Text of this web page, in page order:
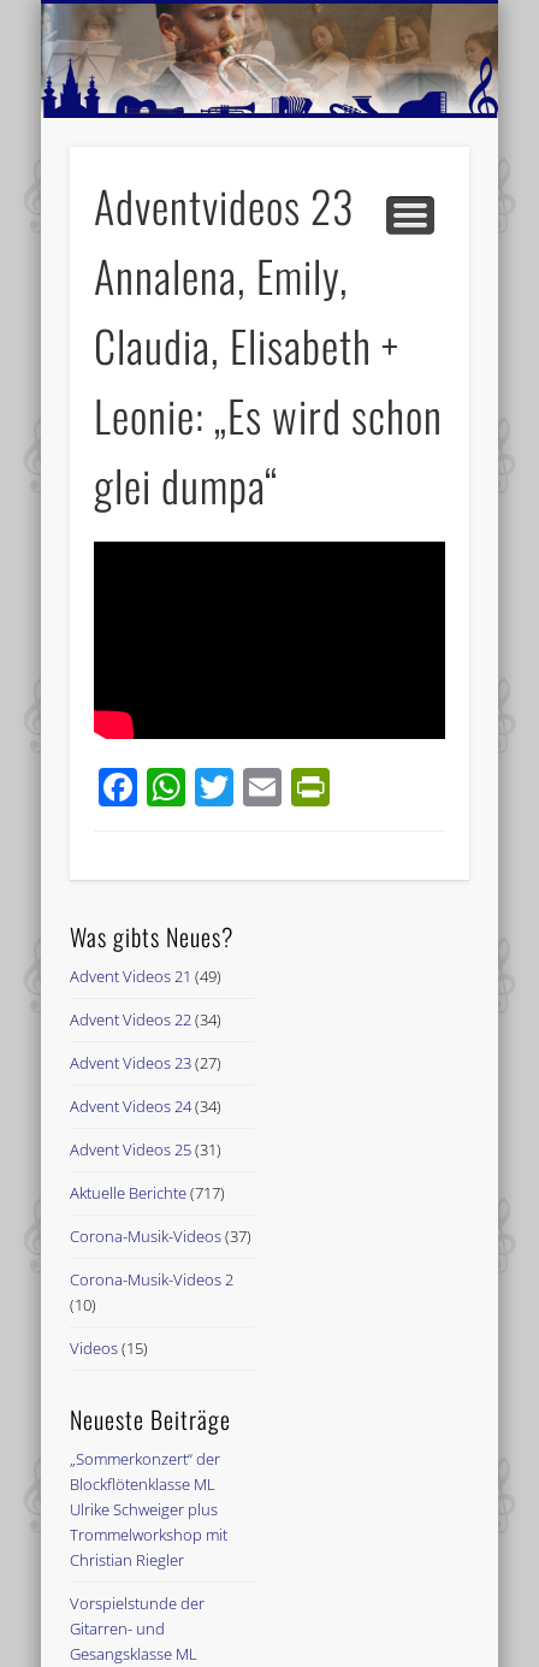
MUSIKSCHULE MARIAZELL
AKTUELLE BERICHTE
SCHULE
VIDEOS
VERANSTALTUNGSTIPPS
WEITERE INFORMATIONEN
Adventvideos 23
Annalena, Emily,
Claudia, Elisabeth +
Leonie: „Es wird schon
glei dumpa“
Facebook
WhatsApp
Twitter
Email
Was gibts Neues?
Advent Videos 21 (49)
Advent Videos 22(34)
Advent Videos 23(27)
Advent Videos 24(34)
Advent Videos 25(31)
Aktuelle Berichte(717)
Corona-Musik-Videos(37)
Corona-Musik-Videos 2
(10)
Videos(15)
Neueste Beiträge
„Sommerkonzert“ der
Blockflötenklasse ML
Ulrike Schweiger plus
Trommelworkshop mit
Christian Riegler
Vorspielstunde der
Gitarren- und
Gesangsklasse ML